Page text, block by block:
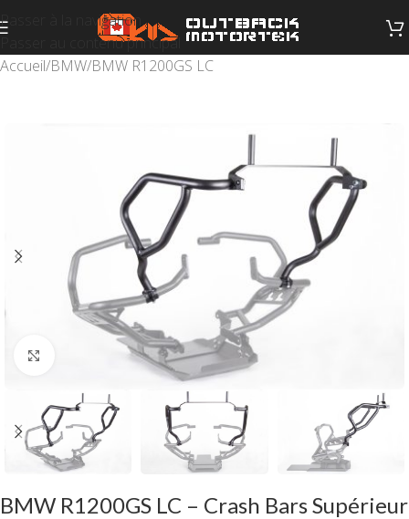
Passer à la navigation
Passer au contenu principal
Accueil/BMW/BMW R1200GS LC
Cliquez pour agrandir
BMW R1200GS LC – Crash Bars Supérieur